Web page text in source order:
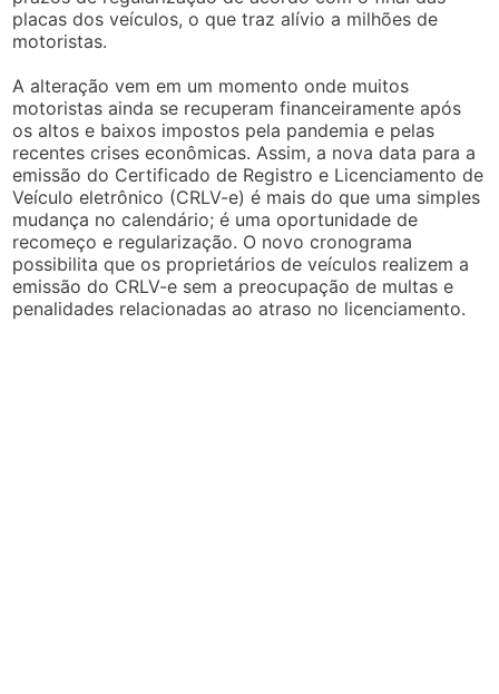
placas dos veículos, o que traz alívio a milhões de
motoristas.
A alteração vem em um momento onde muitos
motoristas ainda se recuperam financeiramente após
os altos e baixos impostos pela pandemia e pelas
recentes crises econômicas. Assim, a nova data para a
emissão do Certificado de Registro e Licenciamento de
Veículo eletrônico (CRLV-e) é mais do que uma simples
mudança no calendário; é uma oportunidade de
recomeço e regularização. O novo cronograma
possibilita que os proprietários de veículos realizem a
emissão do CRLV-e sem a preocupação de multas e
penalidades relacionadas ao atraso no licenciamento.